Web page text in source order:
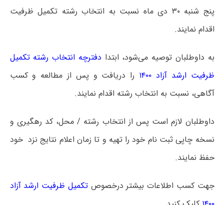
پنج شنبه ۳۰ دی ماه نسبت به انتخاب رشته تکمیل ظرفیت
اقدام نمایند.
به داوطلبان توصیه می‌شود، ابتدا دفترچه انتخاب رشته تکمیل
ظرفیت ارشد آزاد ۱۴۰۰
را دریافت و پس از مطالعه و کسب
آگاهی، نسبت به انتخاب رشته اقدام نمایند.
داوطلبان لازم است پس از انتخاب رشته / محل، کد رهگیری و
نسخه چاپی ثبت نام خود را تهیه و تا زمان اعلام نتایج نزد خود
حفظ نمایند.
جهت کسب اطلاعات بیشتر درخصوصتکمیل ظرفیت ارشد آزاد